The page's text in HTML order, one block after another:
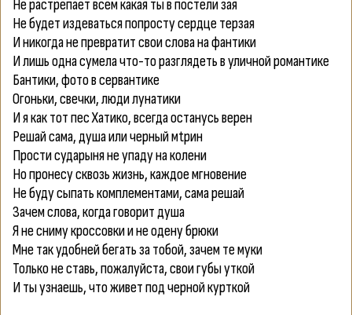
Не растрепает всем какая ты в постели зая
Не будет издеваться попросту сердце терзая
И никогда не превратит свои слова на фантики
И лишь одна сумела что-то разглядеть в уличной романтике
Бантики, фото в сервантике
Огоньки, свечки, люди лунатики
И я как тот пес Хатико, всегда останусь верен
Решай сама, душа или черный мtрин
Прости сударыня не упаду на колени
Но пронесу сквозь жизнь, каждое мгновение
Не буду сыпать комплементами, сама решай
Зачем слова, когда говорит душа
Я не сниму кроссовки и не одену брюки
Мне так удобней бегать за тобой, зачем те муки
Только не ставь, пожалуйста, свои губы уткой
И ты узнаешь, что живет под черной курткой